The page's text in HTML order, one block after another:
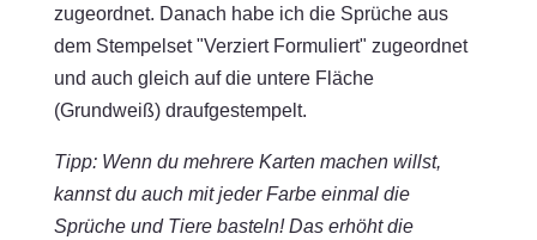
zugeordnet. Danach habe ich die Sprüche aus
dem Stempelset "Verziert Formuliert" zugeordnet
und auch gleich auf die untere Fläche
(Grundweiß) draufgestempelt.
Tipp: Wenn du mehrere Karten machen willst,
kannst du auch mit jeder Farbe einmal die
Sprüche und Tiere basteln! Das erhöht die